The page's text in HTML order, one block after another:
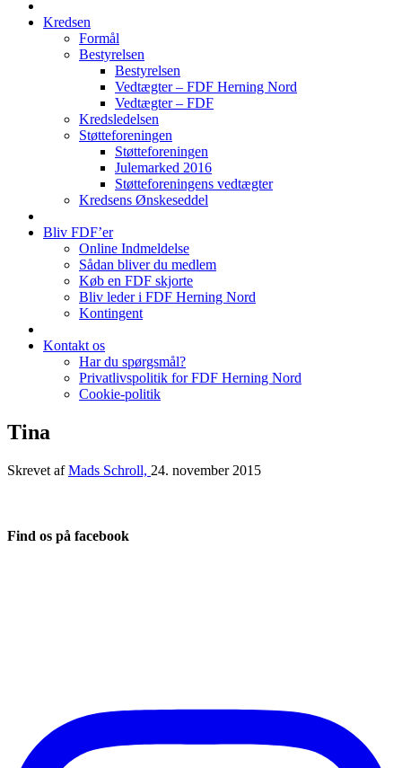
Kredsen
Formål
Bestyrelsen
Bestyrelsen
Vedtægter – FDF Herning Nord
Vedtægter – FDF
Kredsledelsen
Støtteforeningen
Støtteforeningen
Julemarked 2016
Støtteforeningens vedtægter
Kredsens Ønskeseddel
Bliv FDF’er
Online Indmeldelse
Sådan bliver du medlem
Køb en FDF skjorte
Bliv leder i FDF Herning Nord
Kontingent
Kontakt os
Har du spørgsmål?
Privatlivspolitik for FDF Herning Nord
Cookie-politik
Tina
Skrevet afMads Schroll, 24. november 2015
Find os på facebook